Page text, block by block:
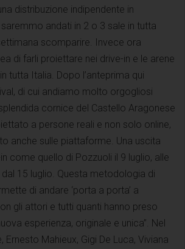
distribuzione indipendente in
andati in 2 o 3 sale in tutta
scomparire. Invece ora
di farli proiettare nei drive-in e le arene
tutta Italia. Dopo l’anteprima qui
di cui andiamo molto orgogliosi
cornice del Castello Aragonese
a persone reali e non solo online,
anche sulle piattaforme. Una uscita
come quello di Pozzuoli il 9 luglio, alle
15 luglio. Questa metodologia di
di andare ‘porta a porta’ a
gli attori e tutti quanti hanno preso
esperienza, originale e unica”. Nel
Mahieux, Gigi De Luca, Viviana